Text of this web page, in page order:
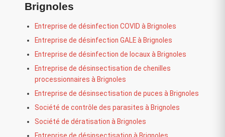
Brignoles
Entreprise de désinfection COVID à Brignoles
Entreprise de désinfection GALE à Brignoles
Entreprise de désinfection de locaux à Brignoles
Entreprise de désinsectisation de chenilles
processionnaires à Brignoles
Entreprise de désinsectisation de puces à Brignoles
Société de contrôle des parasites à Brignoles
Société de dératisation à Brignoles